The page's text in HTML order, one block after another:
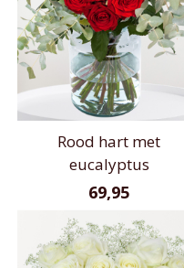
Rood hart met
eucalyptus
69,95